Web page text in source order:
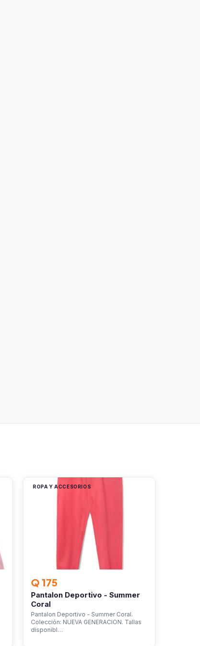
ROPA Y ACCESORIOS
Q 175
Pantalon Deportivo - Summer
Coral
Pantalon Deportivo - Summer Coral.
Colección: NUEVA GENERACION. Tallas
disponibl…